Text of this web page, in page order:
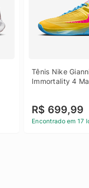
Tênis Nike
Immortality 4
R$ 699,99
Encontrado em 17